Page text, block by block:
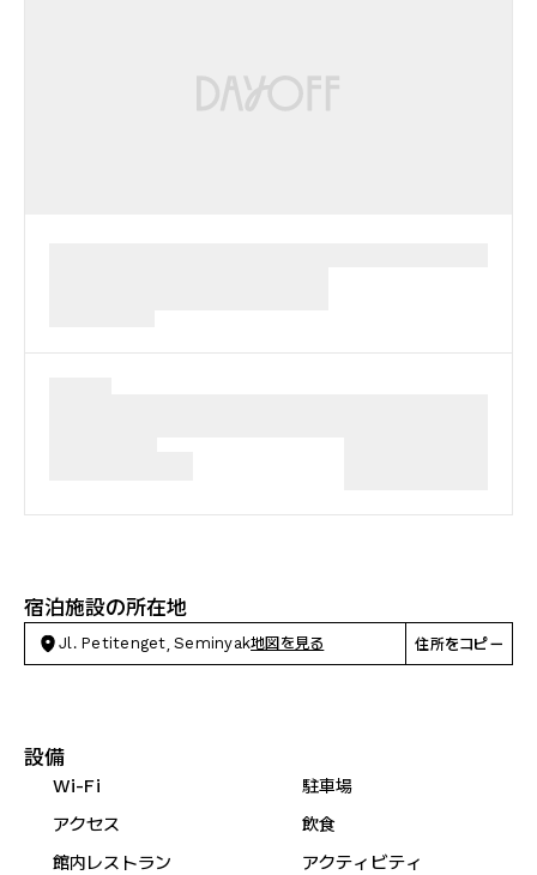
宿泊施設の所在地
Jl. Petitenget, Seminyak地図を見る 住所をコピー
設備
Wi-Fi
駐車場
アクセス
飲食
館内レストラン
アクティビティ